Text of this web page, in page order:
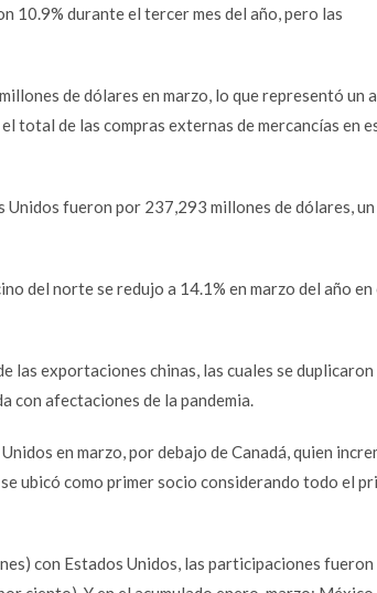
10.9% durante el tercer mes del año, pero las
de dólares en marzo, lo que representó un
total de las compras externas de mercancías en
Unidos fueron por 237,293 millones de dólares, un
del norte se redujo a 14.1% en marzo del año en
las exportaciones chinas, las cuales se duplicaron
con afectaciones de la pandemia.
en marzo, por debajo de Canadá, quien
ubicó como primer socio considerando todo el
con Estados Unidos, las participaciones fueron